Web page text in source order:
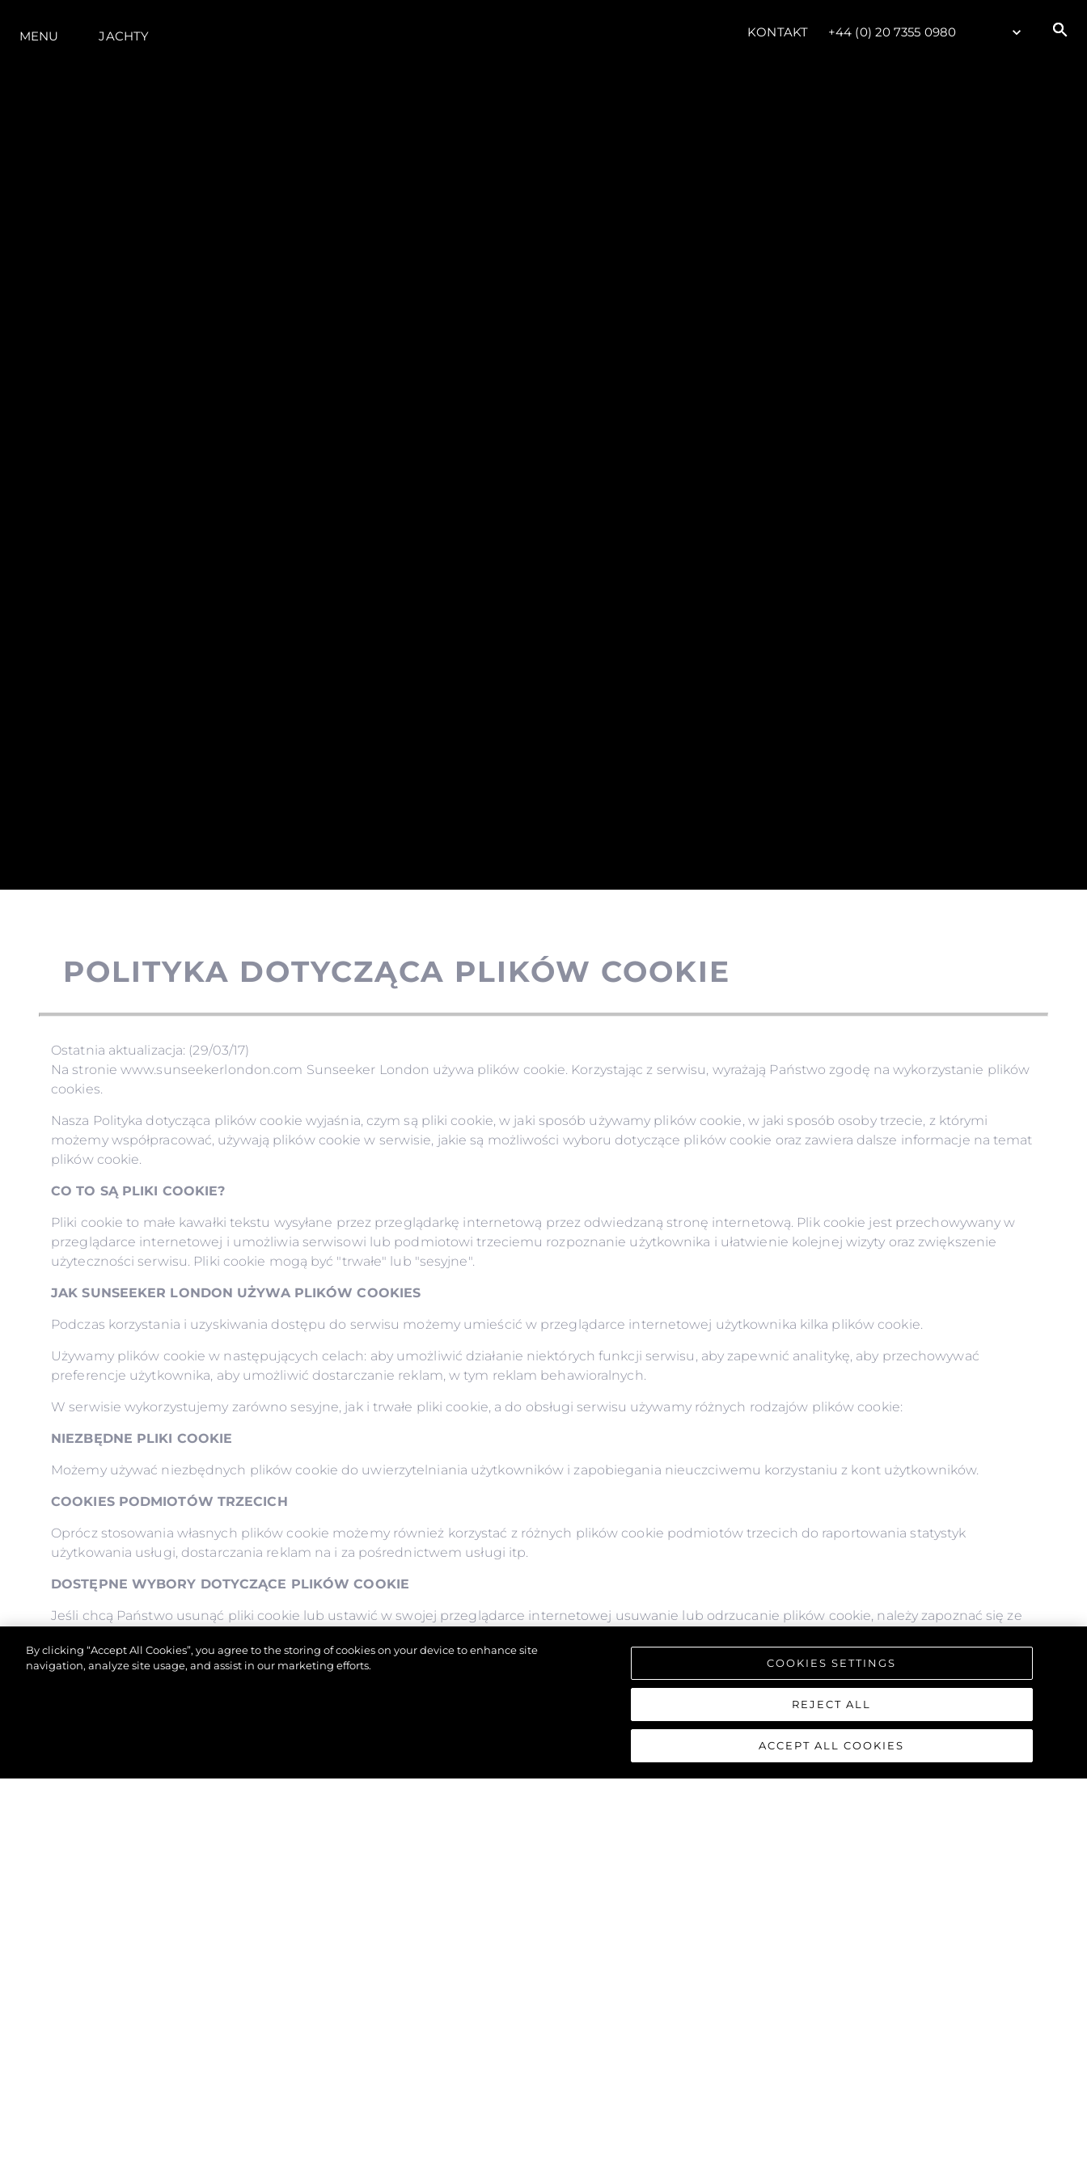
MENU JACHTY KONTAKT +44 (0) 20 7355 0980
POLITYKA DOTYCZĄCA PLIKÓW COOKIE
Ostatnia aktualizacja: (29/03/17)
Na stronie www.sunseekerlondon.com Sunseeker London używa plików cookie. Korzystając z serwisu, wyrażają Państwo zgodę na wykorzystanie plików
cookies.
Nasza Polityka dotycząca plików cookie wyjaśnia, czym są pliki cookie, w jaki sposób używamy plików cookie, w jaki sposób osoby trzecie, z którymi
możemy współpracować, używają plików cookie w serwisie, jakie są możliwości wyboru dotyczące plików cookie oraz zawiera dalsze informacje na temat
plików cookie.
CO TO SĄ PLIKI COOKIE?
Pliki cookie to małe kawałki tekstu wysyłane przez przeglądarkę internetową przez odwiedzaną stronę internetową. Plik cookie jest przechowywany w
przeglądarce internetowej i umożliwia serwisowi lub podmiotowi trzeciemu rozpoznanie użytkownika i ułatwienie kolejnej wizyty oraz zwiększenie
użyteczności serwisu. Pliki cookie mogą być "trwałe" lub "sesyjne".
JAK SUNSEEKER LONDON UŻYWA PLIKÓW COOKIES
Podczas korzystania i uzyskiwania dostępu do serwisu możemy umieścić w przeglądarce internetowej użytkownika kilka plików cookie.
Używamy plików cookie w następujących celach: aby umożliwić działanie niektórych funkcji serwisu, aby zapewnić analitykę, aby przechowywać
preferencje użytkownika, aby umożliwić dostarczanie reklam, w tym reklam behawioralnych.
W serwisie wykorzystujemy zarówno sesyjne, jak i trwałe pliki cookie, a do obsługi serwisu używamy różnych rodzajów plików cookie:
NIEZBĘDNE PLIKI COOKIE
Możemy używać niezbędnych plików cookie do uwierzytelniania użytkowników i zapobiegania nieuczciwemu korzystaniu z kont użytkowników.
COOKIES PODMIOTÓW TRZECICH
Oprócz stosowania własnych plików cookie możemy również korzystać z różnych plików cookie podmiotów trzecich do raportowania statystyk
użytkowania usługi, dostarczania reklam na i za pośrednictwem usługi itp.
DOSTĘPNE WYBORY DOTYCZĄCE PLIKÓW COOKIE
Jeśli chcą Państwo usunąć pliki cookie lub ustawić w swojej przeglądarce internetowej usuwanie lub odrzucanie plików cookie, należy zapoznać się ze
Należy jednak pamiętać, że w przypadku usunięcia plików cookie lub odmowy ich akceptacji, użytkownik może nie być w stanie korzystać z wszystkich
oferowanych przez nas funkcji, może nie być w stanie zapisać swoich preferencji, a niektóre z naszych stron mogą nie być wyświetlane prawidłowo.
By clicking “Accept All Cookies”, you agree to the storing of cookies on your device to enhance site
navigation, analyze site usage, and assist in our marketing efforts.
COOKIES SETTINGS
REJECT ALL
ACCEPT ALL COOKIES